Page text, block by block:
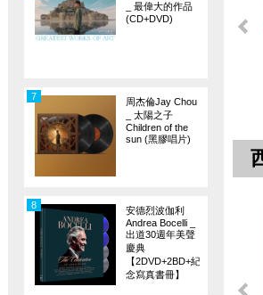
_ 最偉大的作品
(CD+DVD)
周杰倫Jay Chou
_ 太陽之子
Children of the
sun (黑膠唱片)
7
安德烈波伽利
Andrea Bocelli _
出道30週年美聲
慶典
【2DVD+2BD+紀
念寫真書冊】
8